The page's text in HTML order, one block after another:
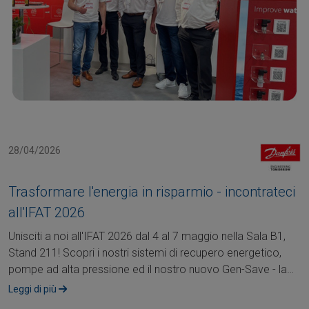
28/04/2026
Trasformare l'energia in risparmio - incontrateci
all'IFAT 2026
Unisciti a noi all'IFAT 2026 dal 4 al 7 maggio nella Sala B1,
Stand 211! Scopri i nostri sistemi di recupero energetico,
pompe ad alta pressione ed il nostro nuovo Gen-Save - la
soluzione di recupero....
Leggi di più